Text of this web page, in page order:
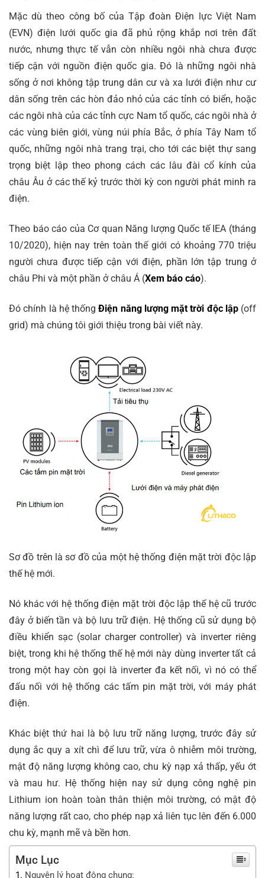
Mặc dù theo công bố của Tập đoàn Điện lực Việt Nam
(EVN) điện lưới quốc gia đã phủ rộng khắp nơi trên đất
nước, nhưng thực tế vẫn còn nhiều ngôi nhà chưa được
tiếp cận với nguồn điện quốc gia. Đó là những ngôi nhà
sống ở nơi không tập trung dân cư và xa lưới điện như cư
dân sống trên các hòn đảo nhỏ của các tỉnh có biển, hoặc
các ngôi nhà của các tỉnh cực Nam tổ quốc, các ngôi nhà ở
các vùng biên giới, vùng núi phía Bắc, ở phía Tây Nam tổ
quốc, những ngôi nhà trang trại, cho tới các biệt thự sang
trọng biệt lập theo phong cách các lâu đài cổ kính của
châu Âu ở các thế kỷ trước thời kỳ con người phát minh ra
điện.
Theo báo cáo của Cơ quan Năng lượng Quốc tế IEA (tháng
10/2020), hiện nay trên toàn thế giới có khoảng 770 triệu
người chưa được tiếp cận với điện, phần lớn tập trung ở
châu Phi và một phần ở châu Á (Xem báo cáo).
Đó chính là hệ thốngĐiện năng lượng mặt trời độc lập(off
grid) mà chúng tôi giới thiệu trong bài viết này.
Sơ đồ trên là sơ đồ của một hệ thống điện mặt trời độc lập
thế hệ mới.
Nó khác với hệ thống điện mặt trời độc lập thế hệ cũ trước
đây ở biến tần và bộ lưu trữ điện. Hệ thống cũ sử dụng bộ
điều khiển sạc (solar charger controller) và inverter riêng
biệt, trong khi hệ thống thế hệ mới này dùng inverter tất cả
trong một hay còn gọi là inverter đa kết nối, vì nó có thể
đấu nối với hệ thống các tấm pin mặt trời, với máy phát
điện.
Khác biệt thứ hai là bộ lưu trữ năng lượng, trước đây sử
dụng ắc quy a xít chì để lưu trữ, vừa ô nhiễm môi trường,
mật độ năng lượng không cao, chu kỳ nạp xả thấp, yếu ớt
và mau hư. Hệ thống hiện nay sử dụng công nghệ pin
Lithium ion hoàn toàn thân thiện môi trường, có mật độ
năng lượng rất cao, cho phép nạp xả liên tục lên đến 6.000
chu kỳ, mạnh mẽ và bền hơn.
Mục Lục
Nguyên lý hoạt động chung: